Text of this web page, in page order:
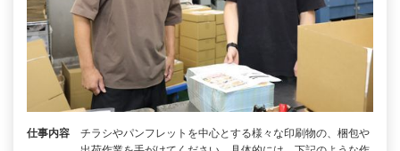
仕事内容
チラシやパンフレットを中心とする様々な印刷物の、梱包や